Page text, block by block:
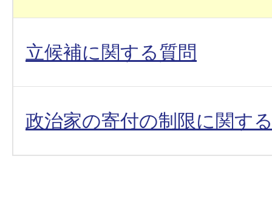
立候補に関する質問
政治家の寄付の制限に関す